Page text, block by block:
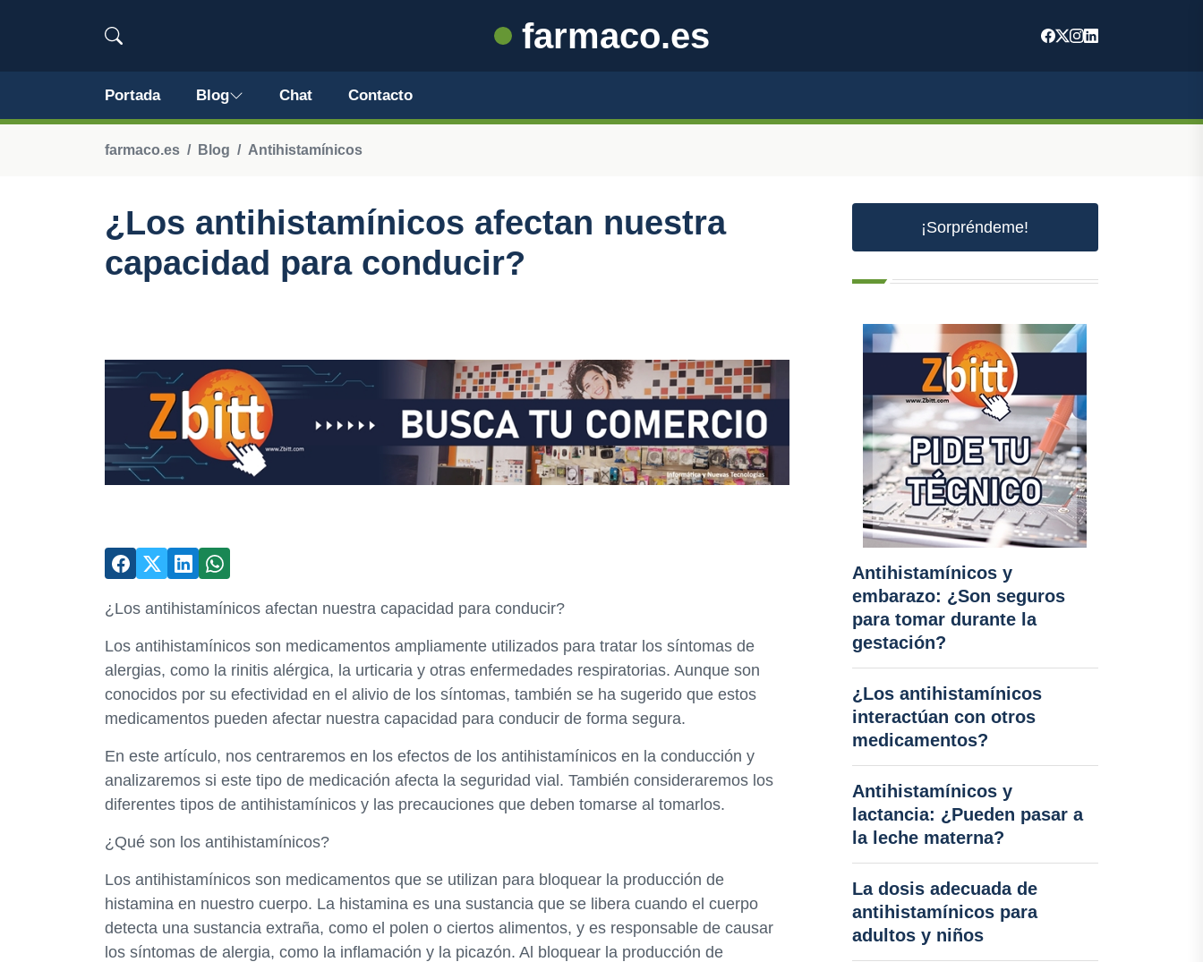
farmaco.es
Portada Blog Chat Contacto
farmaco.es Blog Antihistamínicos
¿Los antihistamínicos afectan nuestra
capacidad para conducir?
¿Los antihistamínicos afectan nuestra capacidad para conducir?
Los antihistamínicos son medicamentos ampliamente utilizados para tratar los síntomas de
alergias, como la rinitis alérgica, la urticaria y otras enfermedades respiratorias. Aunque son
conocidos por su efectividad en el alivio de los síntomas, también se ha sugerido que estos
medicamentos pueden afectar nuestra capacidad para conducir de forma segura.
En este artículo, nos centraremos en los efectos de los antihistamínicos en la conducción y
analizaremos si este tipo de medicación afecta la seguridad vial. También consideraremos los
diferentes tipos de antihistamínicos y las precauciones que deben tomarse al tomarlos.
¿Qué son los antihistamínicos?
Los antihistamínicos son medicamentos que se utilizan para bloquear la producción de
histamina en nuestro cuerpo. La histamina es una sustancia que se libera cuando el cuerpo
detecta una sustancia extraña, como el polen o ciertos alimentos, y es responsable de causar
los síntomas de alergia, como la inflamación y la picazón. Al bloquear la producción de
¡Sorpréndeme!
Antihistamínicos y
embarazo: ¿Son seguros
para tomar durante la
gestación?
¿Los antihistamínicos
interactúan con otros
medicamentos?
Antihistamínicos y
lactancia: ¿Pueden pasar a
la leche materna?
La dosis adecuada de
antihistamínicos para
adultos y niños